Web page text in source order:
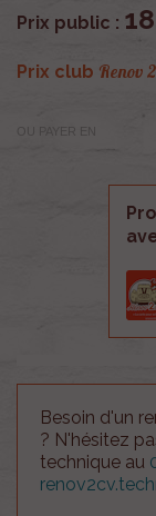
Prix public :
Prix club Renov
OU PAYER EN
Besoin d'un
? N'hésitez
technique au